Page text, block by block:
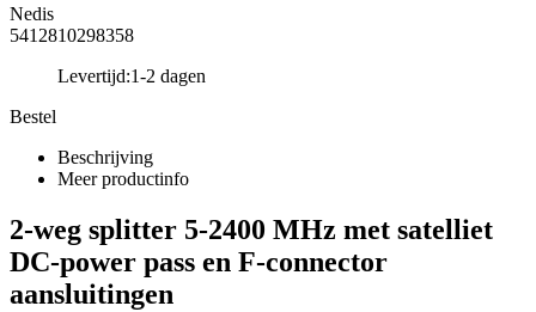
Nedis
5412810298358
Levertijd:1-2 dagen
Bestel
Beschrijving
Meer productinfo
2-weg splitter 5-2400 MHz met satelliet
DC-power pass en F-connector
aansluitingen